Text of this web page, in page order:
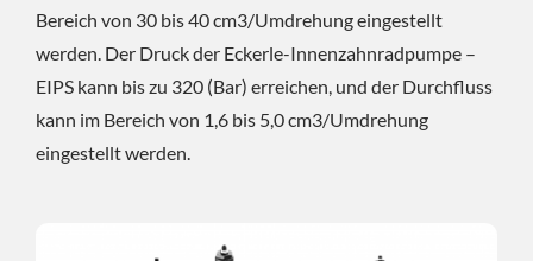
Bereich von 30 bis 40 cm3/Umdrehung eingestellt
werden. Der Druck der Eckerle-Innenzahnradpumpe –
EIPS kann bis zu 320 (Bar) erreichen, und der Durchfluss
kann im Bereich von 1,6 bis 5,0 cm3/Umdrehung
eingestellt werden.